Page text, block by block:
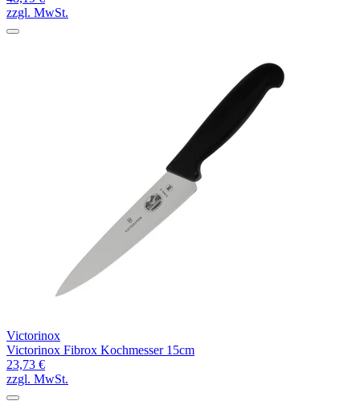
zzgl. MwSt.
Victorinox
Victorinox Fibrox Kochmesser 15cm
23,73 €
zzgl. MwSt.